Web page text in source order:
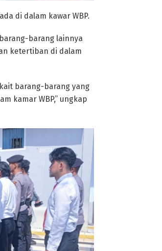
di dalam kawar WBP.
barang lainnya
ketertiban di dalam
barang-barang yang
kamar WBP,” ungkap